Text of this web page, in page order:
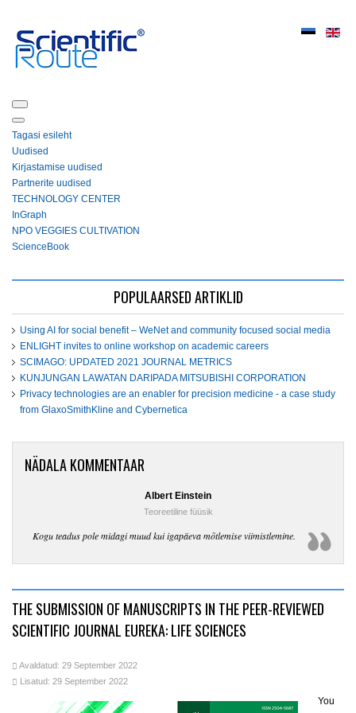
Tagasi esileht
Uudised
Kirjastamise uudised
Partnerite uudised
ТЕСHNOLOGY СЕNTЕR
InGraph
NPO VEGGIES CULTIVATION
ScienceBook
POPULAARSED ARTIKLID
Using AI for social benefit – WeNet and community focused social media
ENLIGHT invites to online workshop on academic careers
SCIMAGO: UPDATED 2021 JOURNAL METRICS
KUNJUNGAN LAWATAN DARIPADA MITSUBISHI CORPORATION
Privacy technologies are an enabler for precision medicine - a case study
from GlaxoSmithKline and Cybernetica
NÄDALA KOMMENTAAR
Albert Einstein
Teoreetiline füüsik
Kogu teadus pole midagi muud kui igapäeva mõtlemise viimistlemine.
THE SUBMISSION OF MANUSCRIPTS IN THE PEER-REVIEWED
SCIENTIFIC JOURNAL EUREKA: LIFE SCIENCES
Avaldatud: 29 September 2022
Lisatud: 29 September 2022
You